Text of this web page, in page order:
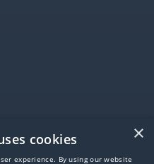
×
cookies
experience. By using our website